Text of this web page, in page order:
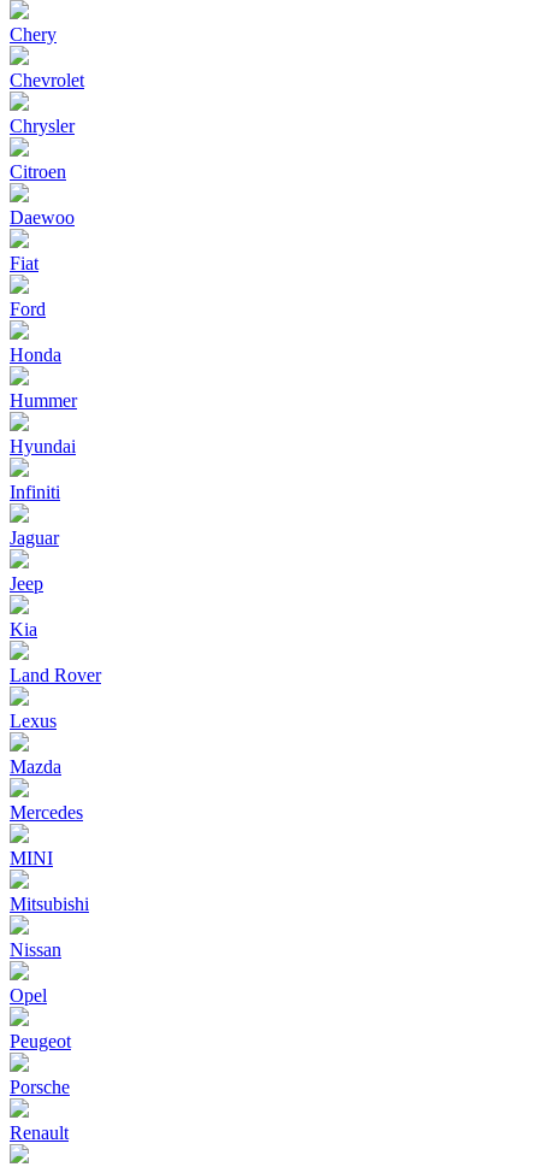
Chery
Chevrolet
Chrysler
Citroen
Daewoo
Fiat
Ford
Honda
Hummer
Hyundai
Infiniti
Jaguar
Jeep
Kia
Land Rover
Lexus
Mazda
Mercedes
MINI
Mitsubishi
Nissan
Opel
Peugeot
Porsche
Renault